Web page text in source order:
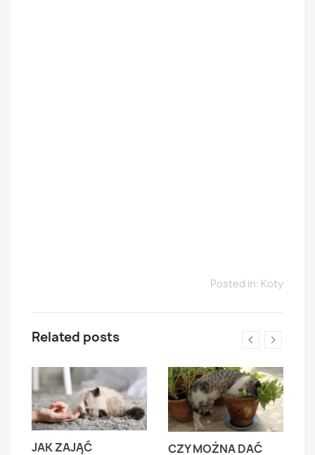
Posted in: Koty
Related posts
JAK ZAJĄĆ
CZY MOŻNA DAĆ